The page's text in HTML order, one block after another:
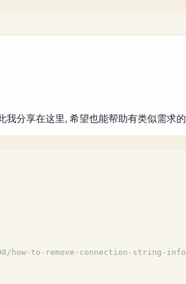
分享在这里, 希望也能帮助有类似需求
how-to-remove-connection-string-